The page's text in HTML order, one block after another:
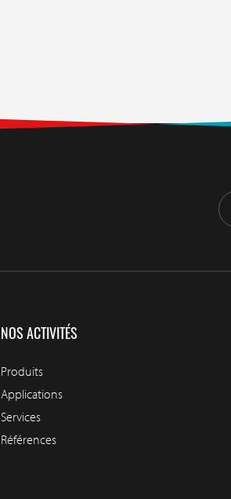
NOS ACTIVITÉS
Produits
Applications
Services
Références